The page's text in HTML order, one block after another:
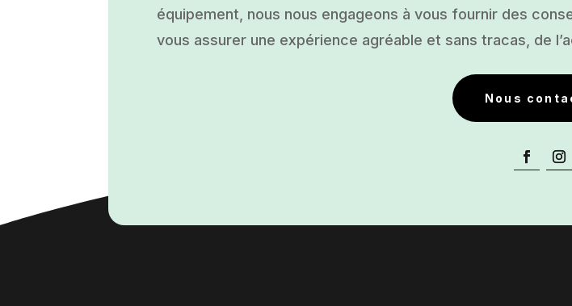
équipement, nous nous engageons à vous fournir des
vous assurer une expérience agréable et sans tracas, de
Nous